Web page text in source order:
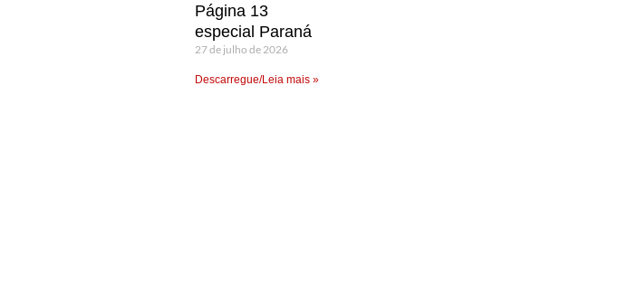
Página 13
especial Paraná
27 de julho de 2026
Descarregue/Leia mais »